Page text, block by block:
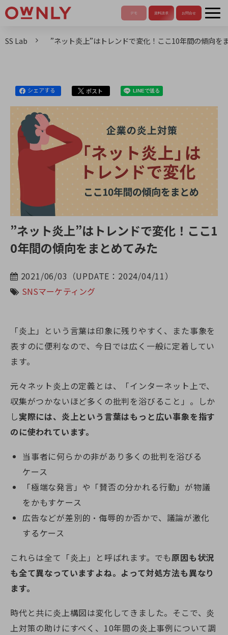
SS Lab ”ネット炎上”はトレンドで変化！ここ10年間の傾向を
シェアする ポスト LINEで送る
”ネット炎上”はトレンドで変化！ここ1
0年間の傾向をまとめてみた
2021/06/03（UPDATE：2024/04/11）
SNSマーケティング
「炎上」という言葉は印象に残りやすく、また事象を
表すのに便利なので、今日では広く一般に定着してい
ます。
元々ネット炎上の定義とは、「インターネット上で、
収集がつかないほど多くの批判を浴びること」。しか
し実際には、炎上という言葉はもっと広い事象を指す
のに使われています。
当事者に何らかの非があり多くの批判を浴びる
ケース
「極端な発言」や「賛否の分かれる行動」が物議
をかもすケース
広告などが差別的・侮辱的か否かで、議論が激化
するケース
これらは全て「炎上」と呼ばれます。でも原因も状況
も全て異なっていますよね。よって対処方法も異なり
ます。
時代と共に炎上構図は変化してきました。そこで、炎
上対策の助けにすべく、10年間の炎上事例について調